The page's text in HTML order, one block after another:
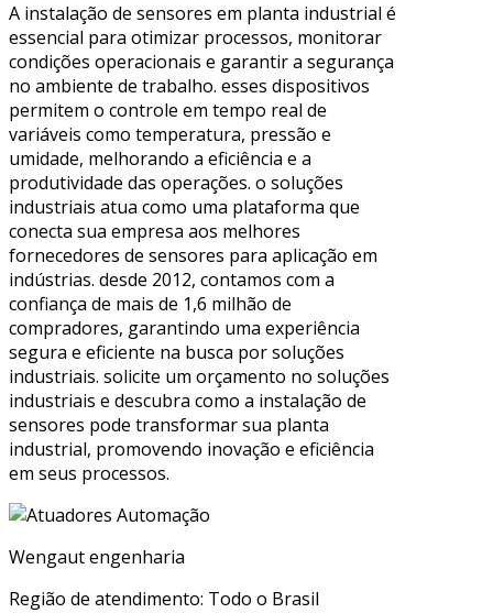
A instalação de sensores em planta industrial é
essencial para otimizar processos, monitorar
condições operacionais e garantir a segurança
no ambiente de trabalho. esses dispositivos
permitem o controle em tempo real de
variáveis como temperatura, pressão e
umidade, melhorando a eficiência e a
produtividade das operações. o soluções
industriais atua como uma plataforma que
conecta sua empresa aos melhores
fornecedores de sensores para aplicação em
indústrias. desde 2012, contamos com a
confiança de mais de 1,6 milhão de
compradores, garantindo uma experiência
segura e eficiente na busca por soluções
industriais. solicite um orçamento no soluções
industriais e descubra como a instalação de
sensores pode transformar sua planta
industrial, promovendo inovação e eficiência
em seus processos.
Wengaut engenharia
Região de atendimento: Todo o Brasil